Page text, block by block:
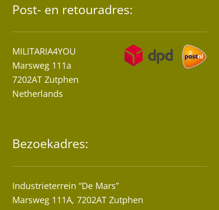
Post- en retouradres:
MILITARIA4YOU
Marsweg 111a
7202AT Zutphen
Netherlands
Bezoekadres:
Industrieterrein “De Mars”
Marsweg 111A, 7202AT Zutphen